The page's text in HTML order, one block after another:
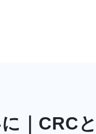
｜CRC